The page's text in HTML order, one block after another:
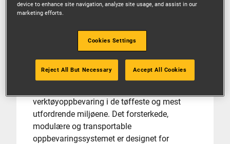
VERKTØYOPPBEVARING
verktøyoppbevaring i de tøffeste og mest
utfordrende miljøene. Det forsterkede,
modulære og transportable
oppbevaringssystemet er designet for
device to enhance site navigation, analyze site usage, and assist in our
marketing efforts.
Cookies Settings
Reject All But Necessary Accept All Cookies